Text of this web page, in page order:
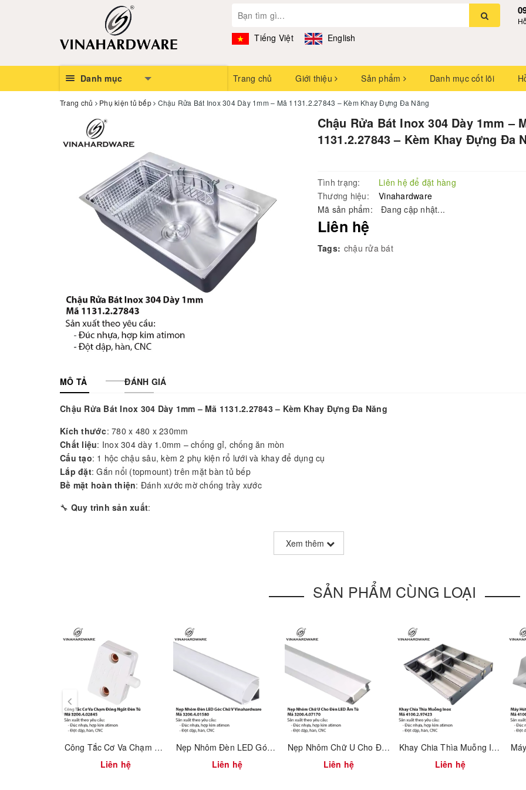
Tiếng Việt English
Danh mục Trang chủ Giới thiệu Sản phẩm Danh mục cốt lõi
Trang chủ Phụ kiện tủ bếp Chậu Rửa Bát Inox 304 Dày 1mm – Mã 1131.2.27843 – Kèm Khay Đựng Đa Năng
Chậu Rửa Bát Inox 304 Dày 1mm –
1131.2.27843 – Kèm Khay Đựng Đa
Tình trạng:
Liên hệ để đặt hàng
Thương hiệu:
Vinahardware
Mã sản phẩm:
Đang cập nhật...
Liên hệ
Tags: chậu rửa bát
MÔ TẢ ĐÁNH GIÁ
Chậu Rửa Bát Inox 304 Dày 1mm – Mã 1131.2.27843 – Kèm Khay Đựng Đa Năng
Kích thước: 780 x 480 x 230mm
Chất liệu: Inox 304 dày 1.0mm – chống gỉ, chống ăn mòn
Cấu tạo: 1 hộc chậu sâu, kèm 2 phụ kiện rổ lưới và khay để dụng cụ
Lắp đặt: Gắn nổi (topmount) trên mặt bàn tủ bếp
Bề mặt hoàn thiện: Đánh xước mờ chống trầy xước
🔧 Quy trình sản xuất:
Vật liệu inox 304 an toàn thực phẩm, không rỉ sét
Thiết kế lòng sâu 230mm – rửa được nồi to, chảo lớn
Kèm rổ lọc và khay đựng giúp bếp luôn gọn gàng
Giảm tiếng ồn khi xả nước nhờ đệm giảm chấn
Dễ vệ sinh, tuổi thọ cao
Xem thêm
SẢN PHẨM CÙNG LOẠI
Công Tắc Cơ Va Chạm Đóng Ngắt Đèn Tủ – Mã 3200.4.02845
Liên hệ
Nẹp Nhôm Đèn LED Góc Chữ V Vinahardware – Mã 3200.4.01580
Liên hệ
Nẹp Nhôm Chữ U Cho Đèn LED Âm Tủ – Mã 3200.4.07170 Vinahardware
Liên hệ
Khay Chia Thìa Muỗng Inox – Mã 4100.2.97423
Liên hệ